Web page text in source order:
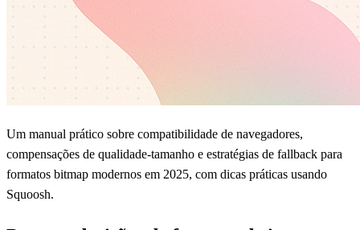
Um manual prático sobre compatibilidade de navegadores,
compensações de qualidade-tamanho e estratégias de fallback para
formatos bitmap modernos em 2025, com dicas práticas usando
Squoosh.